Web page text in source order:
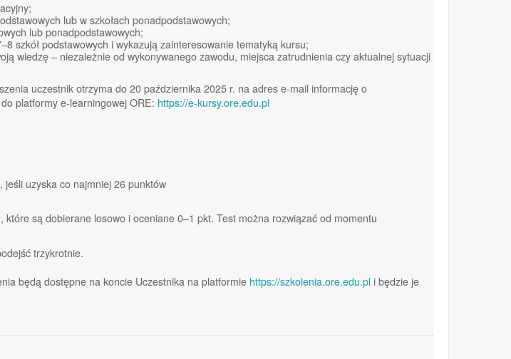
lub w szkołach ponadpodstawowych;
lub ponadpodstawowych;
szkół podstawowych i wykazują zainteresowanie tematyką kursu;
wiedzę – niezależnie od wykonywanego zawodu, miejsca zatrudnienia czy aktualnej sytuacji
uczestnik otrzyma do 20 października 2025 r. na adres e-mail informację o
platformy e-learningowej ORE: https://e-kursy.ore.edu.pl
uzyska co najmniej 26 punktów
są dobierane losowo i oceniane 0–1 pkt. Test można rozwiązać od momentu
trzykrotnie.
będą dostępne na koncie Uczestnika na platformie https://szkolenia.ore.edu.pl i będzie je